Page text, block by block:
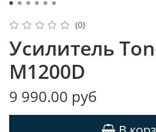
(0)
Усилитель
M1200D
9 990.00 руб